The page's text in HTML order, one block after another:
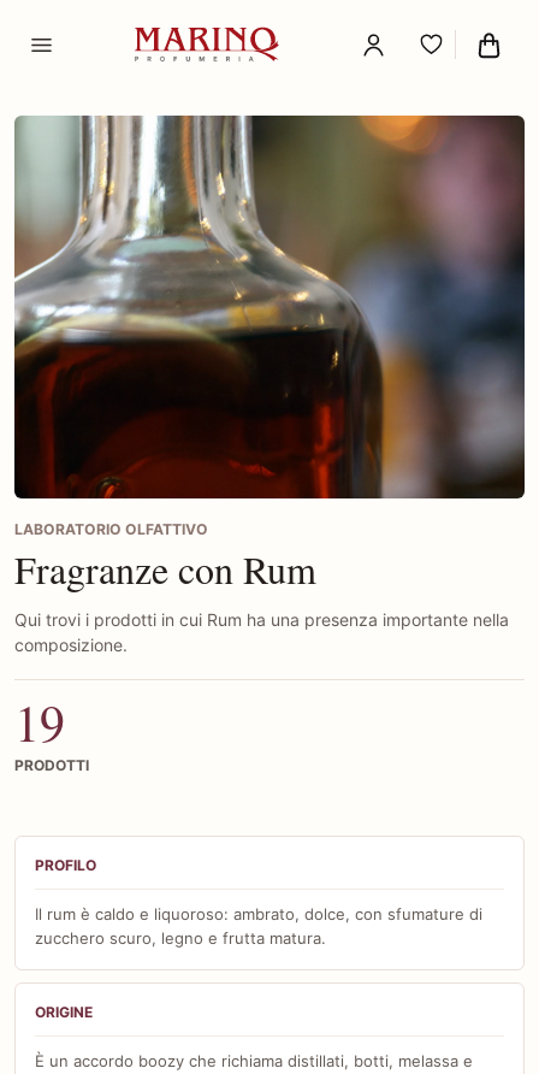
LABORATORIO OLFATTIVO
Fragranze con Rum
Qui trovi i prodotti in cui Rum ha una presenza importante nella
composizione.
19
PRODOTTI
Guida olfattiva su Rum
PROFILO
Il rum è caldo e liquoroso: ambrato, dolce, con sfumature di
zucchero scuro, legno e frutta matura.
ORIGINE
È un accordo boozy che richiama distillati, botti, melassa e